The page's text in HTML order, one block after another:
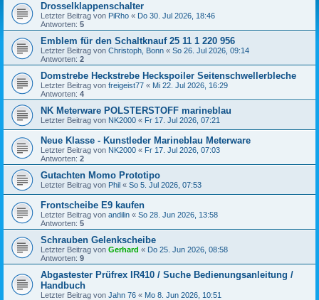
Drosselklappenschalter
Letzter Beitrag von PiRho « Do 30. Jul 2026, 18:46
Antworten: 5
Emblem für den Schaltknauf 25 11 1 220 956
Letzter Beitrag von Christoph, Bonn « So 26. Jul 2026, 09:14
Antworten: 2
Domstrebe Heckstrebe Heckspoiler Seitenschwellerbleche
Letzter Beitrag von freigeist77 « Mi 22. Jul 2026, 16:29
Antworten: 4
NK Meterware POLSTERSTOFF marineblau
Letzter Beitrag von NK2000 « Fr 17. Jul 2026, 07:21
Neue Klasse - Kunstleder Marineblau Meterware
Letzter Beitrag von NK2000 « Fr 17. Jul 2026, 07:03
Antworten: 2
Gutachten Momo Prototipo
Letzter Beitrag von Phil « So 5. Jul 2026, 07:53
Frontscheibe E9 kaufen
Letzter Beitrag von andilin « So 28. Jun 2026, 13:58
Antworten: 5
Schrauben Gelenkscheibe
Letzter Beitrag von Gerhard « Do 25. Jun 2026, 08:58
Antworten: 9
Abgastester Prüfrex IR410 / Suche Bedienungsanleitung /
Handbuch
Letzter Beitrag von Jahn 76 « Mo 8. Jun 2026, 10:51